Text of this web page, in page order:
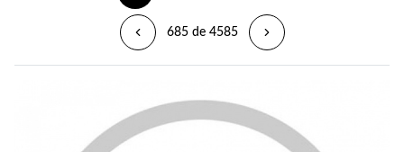
685 de 4585